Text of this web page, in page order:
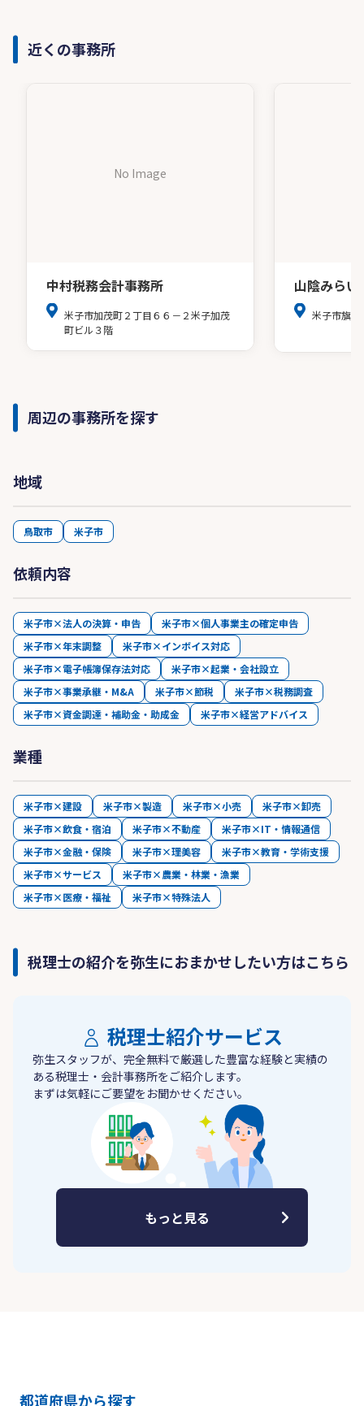
近くの事務所
No Image
中村税務会計事務所
米子市加茂町２丁目６６－２米子加茂
町ビル３階
山陰みら
米子市旗ケ
周辺の事務所を探す
地域
鳥取市 米子市
依頼内容
米子市×法人の決算・申告
米子市×個人事業主の確定申告
米子市×年末調整
米子市×インボイス対応
米子市×電子帳簿保存法対応
米子市×起業・会社設立
米子市×事業承継・M&A
米子市×節税
米子市×税務調査
米子市×資金調達・補助金・助成金
米子市×経営アドバイス
業種
米子市×建設 米子市×製造 米子市×小売
米子市×卸売
米子市×飲食・宿泊
米子市×不動産
米子市×IT・情報通信
米子市×金融・保険
米子市×理美容
米子市×教育・学術支援
米子市×サービス
米子市×農業・林業・漁業
米子市×医療・福祉
米子市×特殊法人
税理士の紹介を弥生におまかせしたい方はこちら
税理士紹介サービス
弥生スタッフが、完全無料で厳選した豊富な経験と実績の
ある税理士・会計事務所をご紹介します。
まずは気軽にご要望をお聞かせください。
もっと見る
都道府県から探す